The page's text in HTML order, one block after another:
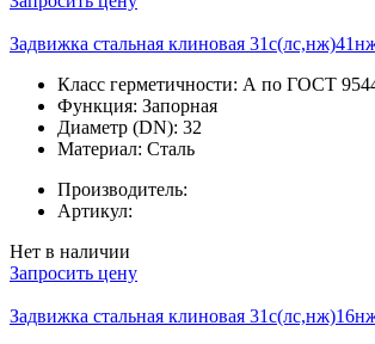
Задвижка стальная клиновая
Класс герметичности: А по ГОСТ
Функция: Запорная
Диаметр (DN): 32
Материал: Сталь
Производитель:
Артикул:
Нет в наличии
Запросить цену
Задвижка стальная клиновая